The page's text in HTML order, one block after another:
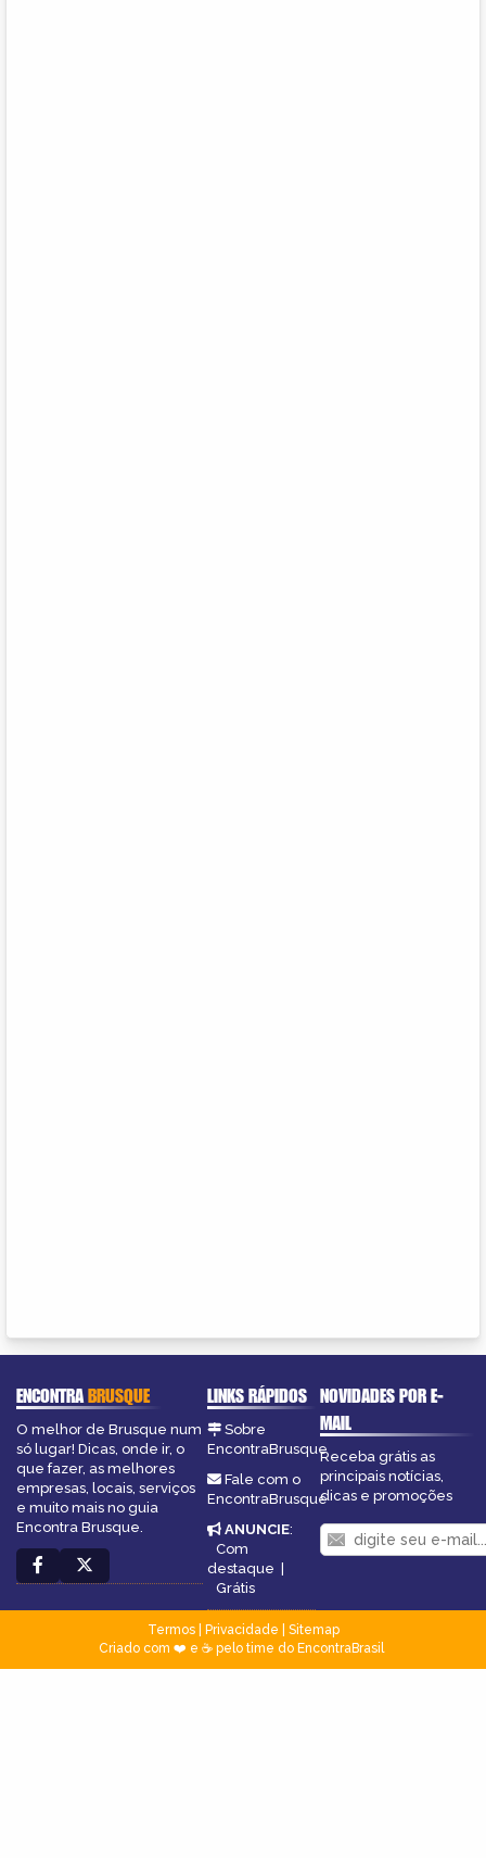
ENCONTRABRUSQUE
O melhor de Brusque num
só lugar! Dicas, onde ir, o
que fazer, as melhores
empresas, locais, serviços
e muito mais no guia
Encontra Brusque.
LINKS RÁPIDOS
Sobre
EncontraBrusque
Fale com o
EncontraBrusque
ANUNCIE:
Com
destaque |
Grátis
NOVIDADES POR E-
MAIL
Receba grátis as
principais notícias,
dicas e promoções
Termos| Privacidade
Sitemap
Criado com ❤️ e ☕ pelo time do EncontraBrasil